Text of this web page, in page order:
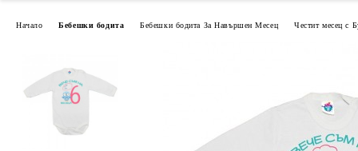
Начало Бебешки бодита Бебешки бодита За Навършен Месец Честит месец с